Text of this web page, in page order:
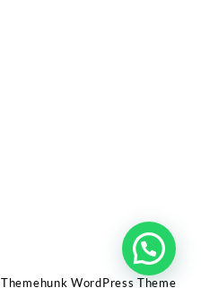
Themehunk WordPress Theme